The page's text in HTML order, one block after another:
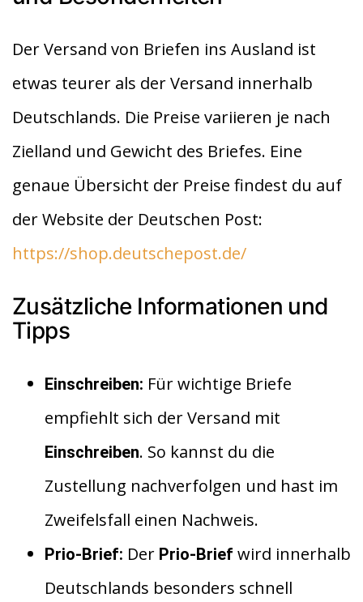
Der Versand von Briefen ins Ausland ist
etwas teurer als der Versand innerhalb
Deutschlands. Die Preise variieren je nach
Zielland und Gewicht des Briefes. Eine
genaue Übersicht der Preise findest du auf
der Website der Deutschen Post:
https://shop.deutschepost.de/
Zusätzliche Informationen und
Tipps
Einschreiben: Für wichtige Briefe
empfiehlt sich der Versand mit
Einschreiben. So kannst du die
Zustellung nachverfolgen und hast im
Zweifelsfall einen Nachweis.
Prio-Brief: Der Prio-Brief wird innerhalb
Deutschlands besonders schnell